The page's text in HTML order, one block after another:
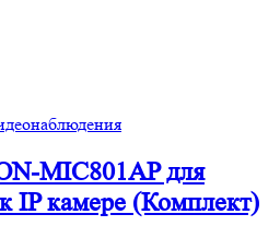
MIC801AP для
IP камере (Комплект)